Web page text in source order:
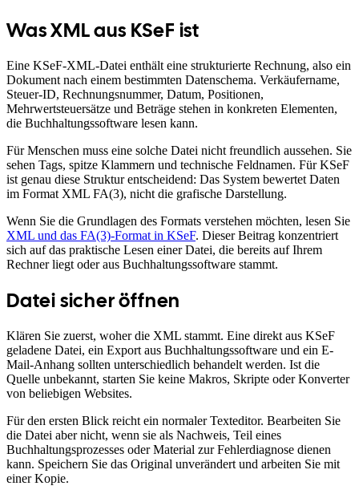
Was XML aus KSeF ist
Eine KSeF-XML-Datei enthält eine strukturierte Rechnung, also ein
Dokument nach einem bestimmten Datenschema. Verkäufername,
Steuer-ID, Rechnungsnummer, Datum, Positionen,
Mehrwertsteuersätze und Beträge stehen in konkreten Elementen,
die Buchhaltungssoftware lesen kann.
Für Menschen muss eine solche Datei nicht freundlich aussehen. Sie
sehen Tags, spitze Klammern und technische Feldnamen. Für KSeF
ist genau diese Struktur entscheidend: Das System bewertet Daten
im Format XML FA(3), nicht die grafische Darstellung.
Wenn Sie die Grundlagen des Formats verstehen möchten, lesen Sie
XML und das FA(3)-Format in KSeF. Dieser Beitrag konzentriert
sich auf das praktische Lesen einer Datei, die bereits auf Ihrem
Rechner liegt oder aus Buchhaltungssoftware stammt.
Datei sicher öffnen
Klären Sie zuerst, woher die XML stammt. Eine direkt aus KSeF
geladene Datei, ein Export aus Buchhaltungssoftware und ein E-
Mail-Anhang sollten unterschiedlich behandelt werden. Ist die
Quelle unbekannt, starten Sie keine Makros, Skripte oder Konverter
von beliebigen Websites.
Für den ersten Blick reicht ein normaler Texteditor. Bearbeiten Sie
die Datei aber nicht, wenn sie als Nachweis, Teil eines
Buchhaltungsprozesses oder Material zur Fehlerdiagnose dienen
kann. Speichern Sie das Original unverändert und arbeiten Sie mit
einer Kopie.